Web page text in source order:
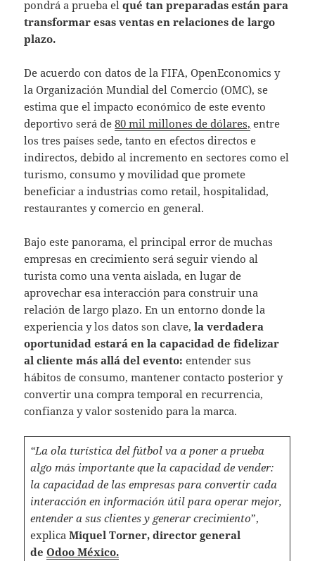
pondrá a prueba elqué tan preparadas están para
transformar esas ventas en relaciones de largo
plazo.
De acuerdo con datos de la FIFA, OpenEconomics y
la Organización Mundial del Comercio (OMC), se
estima que el impacto económico de este evento
deportivo será de80 mil millones de dólares, entre
los tres países sede, tanto en efectos directos e
indirectos, debido al incremento en sectores como el
turismo, consumo y movilidad que promete
beneficiar a industrias como retail, hospitalidad,
restaurantes y comercio en general.
Bajo este panorama, el principal error de muchas
empresas en crecimiento será seguir viendo al
turista como una venta aislada, en lugar de
aprovechar esa interacción para construir una
relación de largo plazo. En un entorno donde la
experiencia y los datos son clave, la verdadera
oportunidad estará en la capacidad de fidelizar
al cliente más allá del evento: entender sus
hábitos de consumo, mantener contacto posterior y
convertir una compra temporal en recurrencia,
confianza y valor sostenido para la marca.
“La ola turística del fútbol va a poner a prueba
algo más importante que la capacidad de vender:
la capacidad de las empresas para convertir cada
interacción en información útil para operar mejor,
entender a sus clientes y generar crecimiento”,
explica Miquel Torner, director general
de Odoo México.